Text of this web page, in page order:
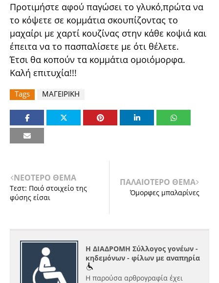
Προτιμήστε αφού παγώσει το γλυκό,πρώτα να
το κόψετε σε κομμάτια σκουπίζοντας το
μαχαίρι με χαρτί κουζίνας στην κάθε κοψιά και
έπειτα να το πασπαλίσετε με ότι θέλετε.
Έτσι θα κοπούν τα κομμάτια ομοιόμορφα.
Καλή επιτυχία!!!
Tags ΜΑΓΕΙΡΙΚΗ
ΝΕΟΤΕΡΟ ΘΕΜΑ
Τεστ: Ποιό στοιχείο της
φύσης είσαι
ΠΑΛΑΙΟΤΕΡΟ ΘΕΜΑ
Όμορφες μπαλαρίνες
Η ΔΙΑΔΡΟΜΗ Σύλλογος γονέων -
κηδεμόνων - φίλων με αναπηρία
Η παρούσα αρθρογραφία έχει